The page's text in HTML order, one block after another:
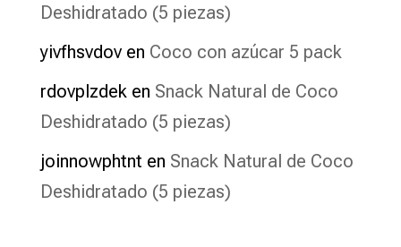
Deshidratado (5 piezas)
yivfhsvdoven Coco con azúcar 5 pack
rdovplzdeken Snack Natural de Coco
Deshidratado (5 piezas)
joinnowphtnt en Snack Natural de Coco
Deshidratado (5 piezas)